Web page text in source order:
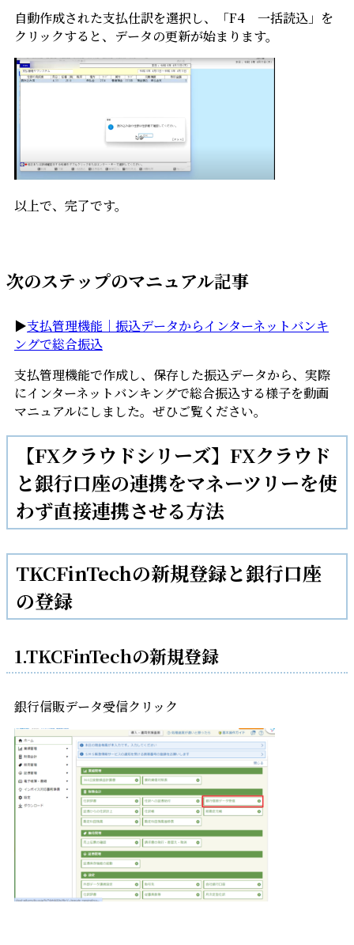
自動作成された支払仕訳を選択し、「F4 一括読込」を
クリックすると、データの更新が始まります。
以上で、完了です。
次のステップのマニュアル記事
▶支払管理機能｜振込データからインターネットバンキ
ングで総合振込
支払管理機能で作成し、保存した振込データから、実際
にインターネットバンキングで総合振込する様子を動画
マニュアルにしました。ぜひご覧ください。
【FXクラウドシリーズ】FXクラウド
と銀行口座の連携をマネーツリーを使
わず直接連携させる方法
TKCFinTechの新規登録と銀行口座
の登録
1.TKCFinTechの新規登録
銀行信販データ受信クリック